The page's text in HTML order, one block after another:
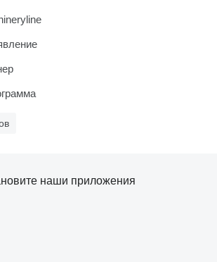
наши приложения